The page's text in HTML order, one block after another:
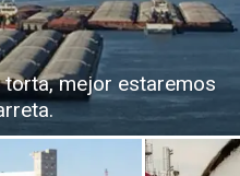
torta, mejor estaremos